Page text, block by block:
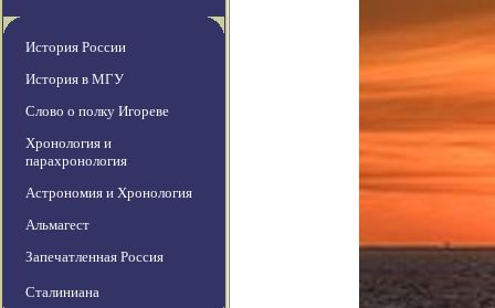
История России
История в МГУ
Слово о полку Игореве
Хронология и
парахронология
Астрономия и Хронология
Альмагест
Запечатленная Россия
Сталиниана